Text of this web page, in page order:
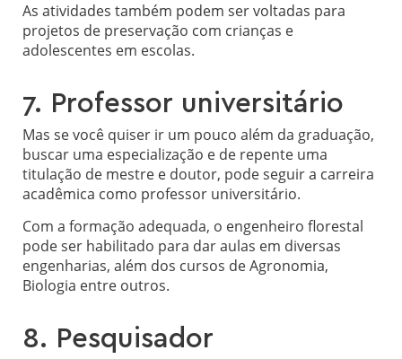
As atividades também podem ser voltadas para
projetos de preservação com crianças e
adolescentes em escolas.
7. Professor universitário
Mas se você quiser ir um pouco além da graduação,
buscar uma especialização e de repente uma
titulação de mestre e doutor, pode seguir a carreira
acadêmica como professor universitário.
Com a formação adequada, o engenheiro florestal
pode ser habilitado para dar aulas em diversas
engenharias, além dos cursos de Agronomia,
Biologia entre outros.
8. Pesquisador